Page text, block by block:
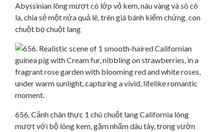
Abyssinian lông mượt có lớp vỏ kem, nâu vàng và sô cô
la, chia sẻ một nửa quả lê, trên giá bánh kiểm chứng. con
chuột bọ chuột lang
656. Cảnh chân thực 1 chú chuột lang California lông
mượt với bộ lông kem, gặm nhấm dâu tây, trong vườn